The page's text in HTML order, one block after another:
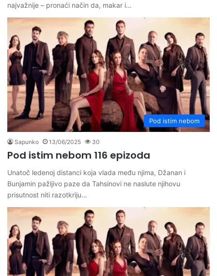
najvažnije – pronaći način da, makar i…
Pod istim nebom
Sapunko 13/06/2025 30
Pod istim nebom 116 epizoda
Unatoč ledenoj distanci koja vlada među njima, Džanan i
Bunjamin pažljivo paze da Tahsinovi ne naslute njihovu
prisutnost niti razotkriju…